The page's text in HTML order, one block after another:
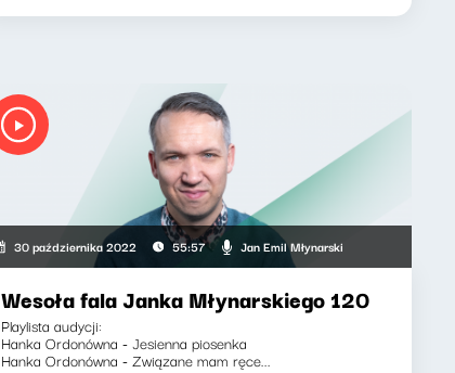
30 października 2022 55:57 Jan Emil Młynarski
Wesoła fala Janka Młynarskiego 120
Playlista audycji:
Hanka Ordonówna - Jesienna piosenka
Hanka Ordonówna - Związane mam ręce...